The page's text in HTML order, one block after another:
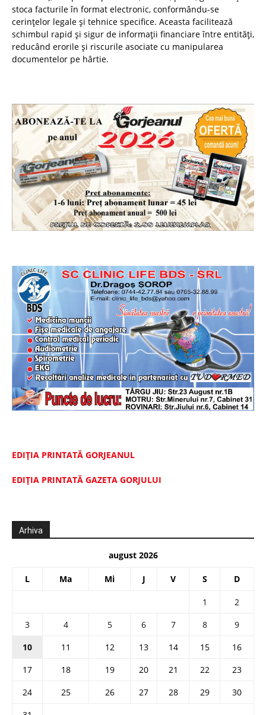
stoca facturile în format electronic, conformându-se
cerințelor legale și tehnice specifice. Aceasta facilitează
schimbul rapid și sigur de informații financiare între entități,
reducând erorile și riscurile asociate cu manipularea
documentelor pe hârtie.
EDIȚIA PRINTATĂ GORJEANUL
EDIŢIA PRINTATĂ GAZETA GORJULUI
Arhiva
august 2026
L Ma Mi J V S D
1
2
3
4 5 6 7 8
9
10
11 12 13 14 15
16
17
18 19 20 21 22
23
24
25 26 27 28 29
30